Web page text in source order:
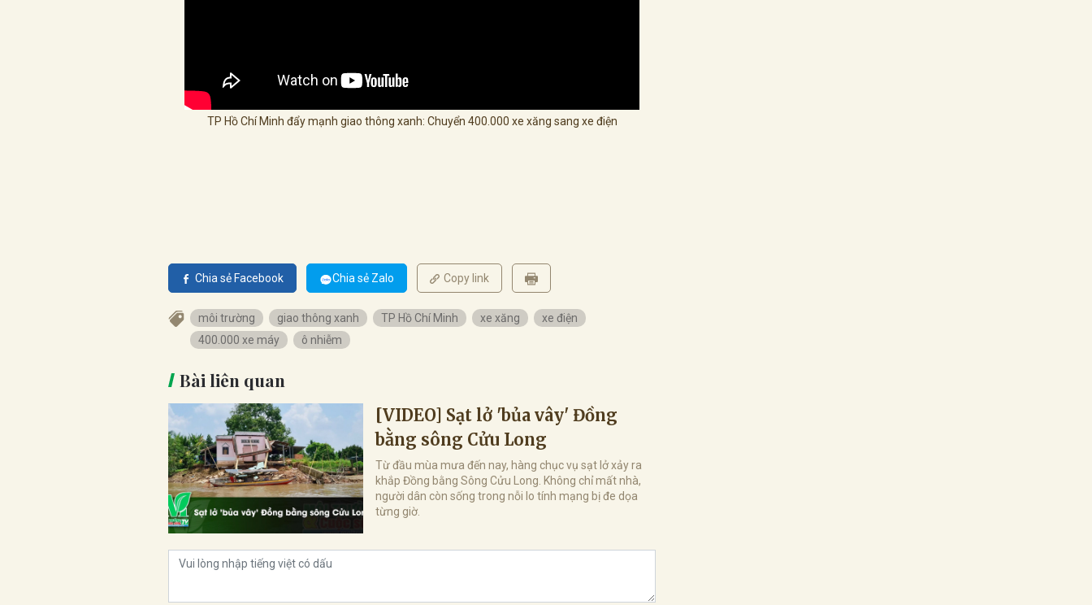
TP Hồ Chí Minh đẩy mạnh giao thông xanh: Chuyển 400.000 xe xăng sang xe điện
Chia sẻ Facebook Chia sẻ Zalo Copy link
môi trường giao thông xanh TP Hồ Chí Minh xe xăng
xe điện
400.000 xe máy
ô nhiễm
Bài liên quan
[VIDEO] Sạt lở 'bủa vây' Đồng
bằng sông Cửu Long
Từ đầu mùa mưa đến nay, hàng chục vụ sạt lở xảy ra
khắp Đồng bằng Sông Cửu Long. Không chỉ mất nhà,
người dân còn sống trong nỗi lo tính mạng bị đe dọa
từng giờ.